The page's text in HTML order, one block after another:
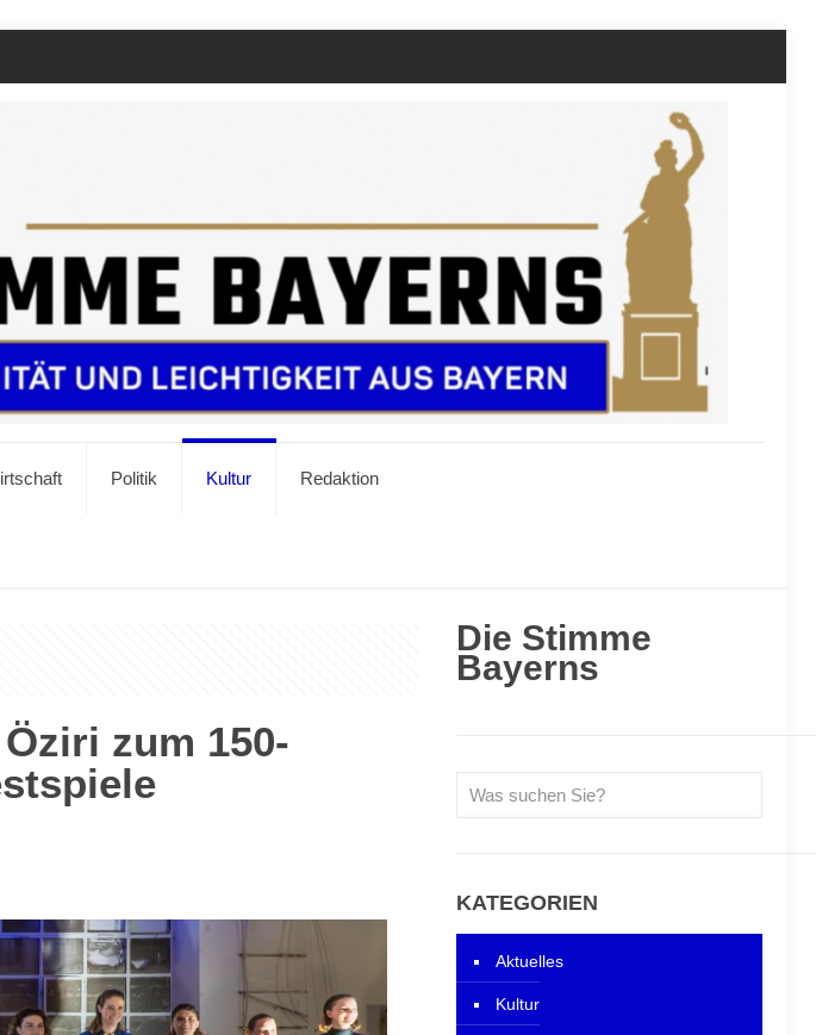
Politik Kultur Redaktion
zum 150-
Die Stimme
Bayerns
KATEGORIEN
Aktuelles
Kultur